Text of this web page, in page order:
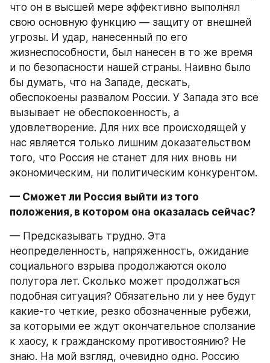
что он в высшей мере эффективно выполнял
свою основную функцию — защиту от внешней
угрозы. И удар, нанесенный по его
жизнеспособности, был нанесен в то же время
и по безопасности нашей страны. Наивно было
бы думать, что на Западе, дескать,
обеспокоены развалом России. У Запада это все
вызывает не обеспокоенность, а
удовлетворение. Для них все происходящей у
нас является только лишним доказательством
того, что Россия не станет для них вновь ни
экономическим, ни политическим конкурентом.
— Сможет ли Россия выйти из того
положения, в котором она оказалась сейчас?
— Предсказывать трудно. Эта
неопределенность, напряженность, ожидание
социального взрыва продолжаются около
полутора лет. Сколько может продолжаться
подобная ситуация? Обязательно ли у нее будут
какие-то четкие, резко обозначенные рубежи,
за которыми ее ждут окончательное сползание
к хаосу, к гражданскому противостоянию? Не
знаю. На мой взгляд, очевидно одно. Россию